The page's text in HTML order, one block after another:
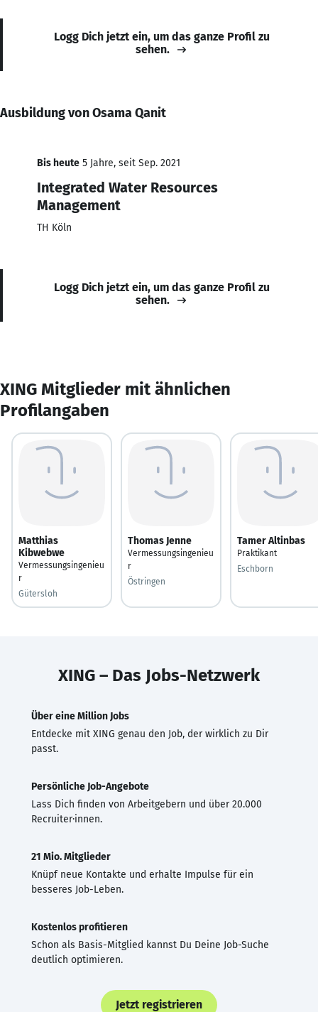
Logg Dich jetzt ein, um das ganze Profil zu
sehen.
Ausbildung von Osama Qanit
Bis heute 5 Jahre, seit Sep. 2021
Integrated Water Resources
Management
TH Köln
Logg Dich jetzt ein, um das ganze Profil zu
sehen.
XING Mitglieder mit ähnlichen
Profilangaben
Matthias
Kibwebwe
Vermessungsingenieu
r
Gütersloh
Thomas Jenne
Vermessungsingenieu
r
Östringen
Tamer Altinbas
Praktikant
Eschborn
XING – Das Jobs-Netzwerk
Über eine Million Jobs
Entdecke mit XING genau den Job, der wirklich zu Dir
passt.
Persönliche Job-Angebote
Lass Dich finden von Arbeitgebern und über 20.000
Recruiter·innen.
21 Mio. Mitglieder
Knüpf neue Kontakte und erhalte Impulse für ein
besseres Job-Leben.
Kostenlos profitieren
Schon als Basis-Mitglied kannst Du Deine Job-Suche
deutlich optimieren.
Jetzt registrieren